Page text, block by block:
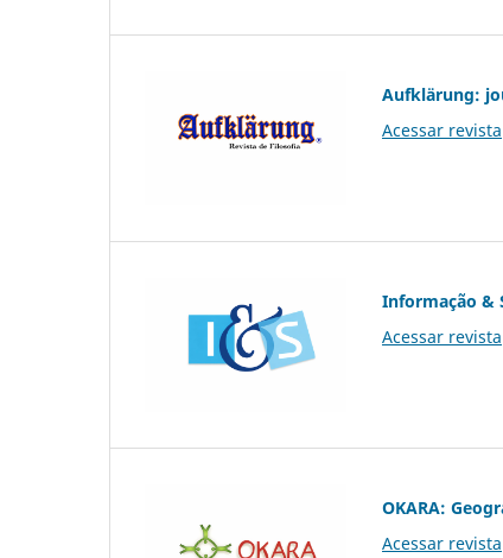
Aufklärung:
Acessar revista
Informação &
Acessar revista
OKARA:
Acessar revista